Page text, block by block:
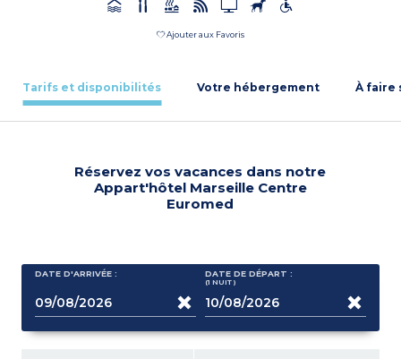
Ajouter aux Favoris
Tarifs et disponibilités Votre hébergement À faire
Réservez vos vacances dans notre
Appart'hôtel Marseille Centre
Euromed
DATE D'ARRIVÉE : DATE DE DÉPART :
(1 NUIT )